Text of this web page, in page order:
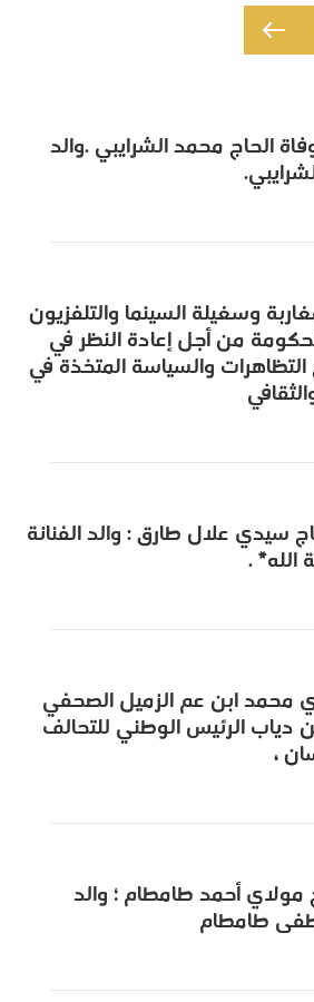
الحاج محمد الشرايبي .والد
وسغيلة السينما والتلفزيون
من أجل إعادة النظر في
التظاهرات والسياسة المتخذة في
سيدي علال طارق : والد الفنانة
.
محمد ابن عم الزميل الصحفي
دياب الرئيس الوطني للتحالف
،
مولاي أحمد طامطام ؛ والد
طامطام